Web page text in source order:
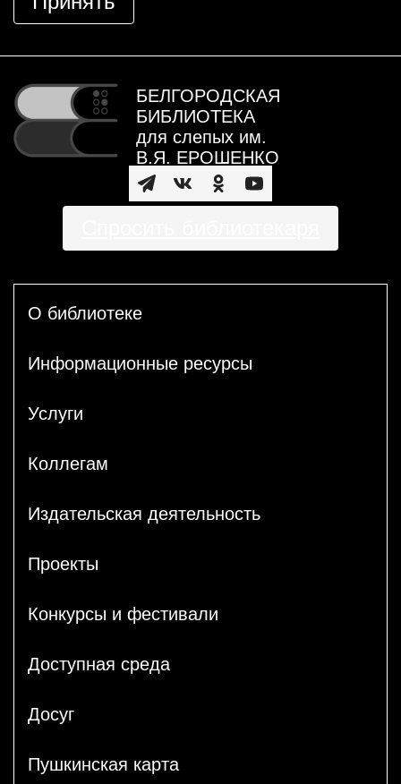
БЕЛГОРОДСКАЯ
БИБЛИОТЕКА
для слепых им.
В.Я. ЕРОШЕНКО
О библиотеке
Информационные ресурсы
Услуги
Коллегам
Издательская деятельность
Проекты
Конкурсы и фестивали
Доступная среда
Досуг
Пушкинская карта